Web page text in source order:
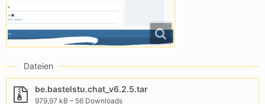
Dateien
be.bastelstu.chat_v6.2.5.tar
979,97 kB – 56 Downloads